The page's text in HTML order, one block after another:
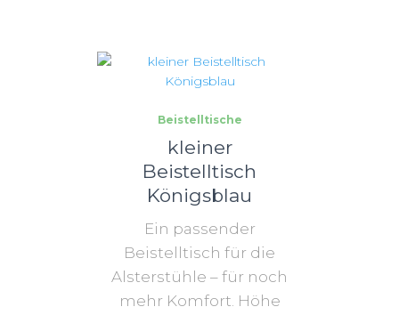
Beistelltische
kleiner
Beistelltisch
Königsblau
Ein passender
Beistelltisch für die
Alsterstühle – für noch
mehr Komfort. Höhe